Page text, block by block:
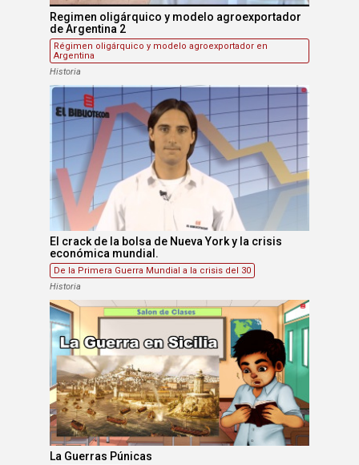
Regimen oligárquico y modelo agroexportador
de Argentina 2
Régimen oligárquico y modelo agroexportador en
Argentina
Historia
El crack de la bolsa de Nueva York y la crisis
económica mundial.
De la Primera Guerra Mundial a la crisis del 30
Historia
La Guerras Púnicas